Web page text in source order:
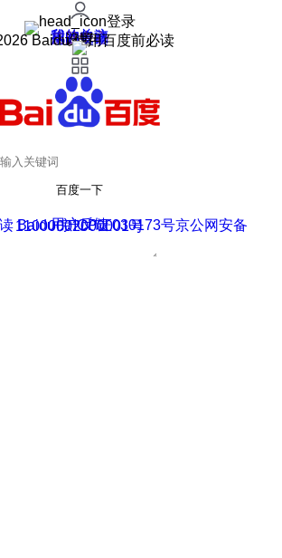
登录
我的关注
我的收藏
皮肤中心
用户反馈
设置
Baidu 使用百度前必读
百度一下
用户反馈
Baidu 京ICP证030173号
京公网安备11000002000001号